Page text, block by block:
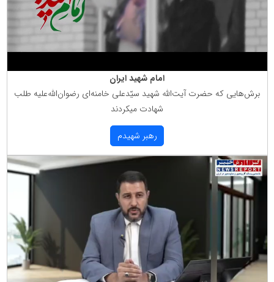
امام شهید ایران
برش‌هایی كه حضرت آیت‌الله شهید سیّدعلی خامنه‌ای رضوان‌الله‌علیه طلب
شهادت میكردند
رهبر شهیدم